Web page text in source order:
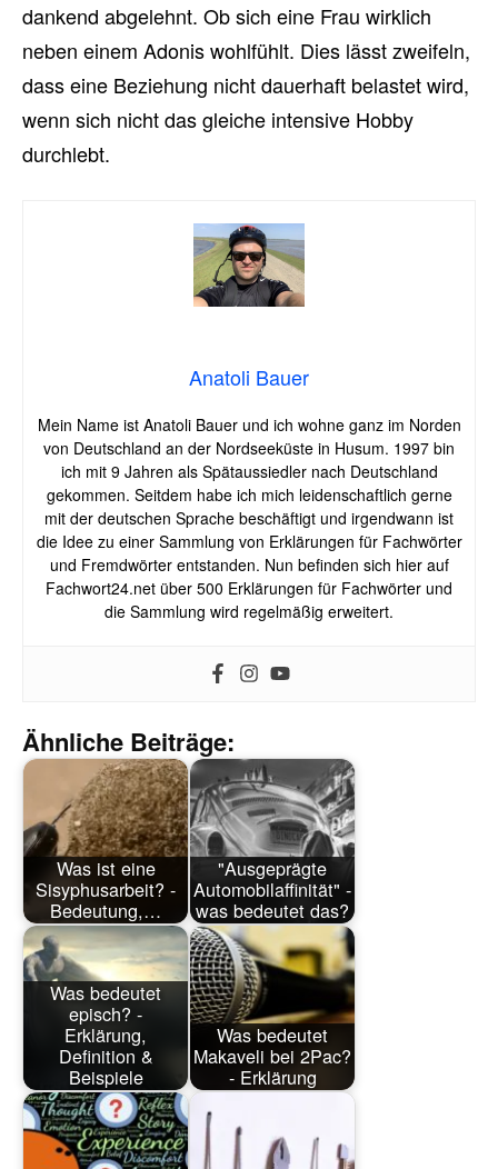
dankend abgelehnt. Ob sich eine Frau wirklich
neben einem Adonis wohlfühlt. Dies lässt zweifeln,
dass eine Beziehung nicht dauerhaft belastet wird,
wenn sich nicht das gleiche intensive Hobby
durchlebt.
Anatoli Bauer
Mein Name ist Anatoli Bauer und ich wohne ganz im Norden
von Deutschland an der Nordseeküste in Husum. 1997 bin
ich mit 9 Jahren als Spätaussiedler nach Deutschland
gekommen. Seitdem habe ich mich leidenschaftlich gerne
mit der deutschen Sprache beschäftigt und irgendwann ist
die Idee zu einer Sammlung von Erklärungen für Fachwörter
und Fremdwörter entstanden. Nun befinden sich hier auf
Fachwort24.net über 500 Erklärungen für Fachwörter und
die Sammlung wird regelmäßig erweitert.
Ähnliche Beiträge:
Was ist eine
Sisyphusarbeit? -
Bedeutung,…
"Ausgeprägte
Automobilaffinität" -
was bedeutet das?
Was bedeutet
episch? -
Erklärung,
Definition &
Beispiele
Was bedeutet
Makaveli bei 2Pac?
- Erklärung